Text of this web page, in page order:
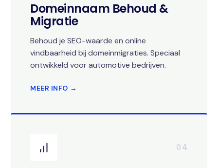
Domeinnaam Behoud &
Migratie
Behoud je SEO-waarde en online
vindbaarheid bij domeinmigraties. Speciaal
ontwikkeld voor automotive bedrijven.
MEER INFO →
04